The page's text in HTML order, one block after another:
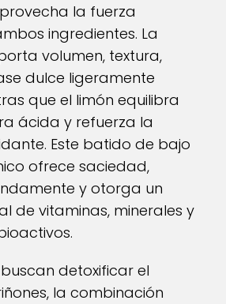
la fuerza
ingredientes. La
volumen, textura,
dulce ligeramente
que el limón equilibra
ácida y refuerza la
Este batido de bajo
ofrece saciedad,
y otorga un
de vitaminas, minerales y
detoxificar el
la combinación